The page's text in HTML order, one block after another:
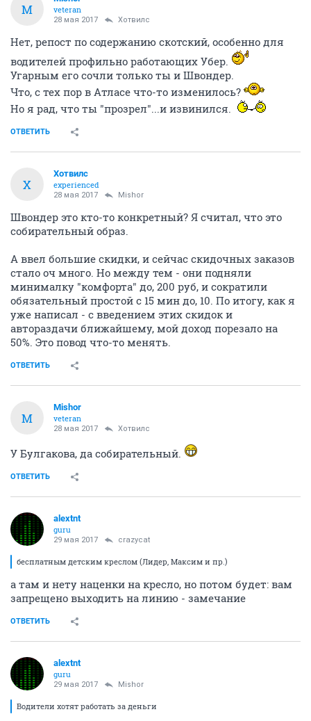
M
veteran
28 мая 2017 Хотвилс
Нет, репост по содержанию скотский, особенно для
водителей профильно работающих Убер.
Угарным его сочли только ты и Швондер.
Что, с тех пор в Атласе что-то изменилось?
Но я рад, что ты "прозрел"...и извинился.
ОТВЕТИТЬ
Х
Хотвилс
experienced
28 мая 2017 Mishor
Швондер это кто-то конкретный? Я считал, что это
собирательный образ.
А ввел большие скидки, и сейчас скидочных заказов
стало оч много. Но между тем - они подняли
минималку "комфорта" до, 200 руб, и сократили
обязательный простой с 15 мин до, 10. По итогу, как я
уже написал - с введением этих скидок и
автораздачи ближайшему, мой доход порезало на
50%. Это повод что-то менять.
ОТВЕТИТЬ
M
Mishor
veteran
28 мая 2017 Хотвилс
У Булгакова, да собирательный.
ОТВЕТИТЬ
alextnt
guru
29 мая 2017 crazycat
бесплатным детским креслом (Лидер, Максим и пр.)
а там и нету наценки на кресло, но потом будет: вам
запрещено выходить на линию - замечание
ОТВЕТИТЬ
alextnt
guru
29 мая 2017 Mishor
Водители хотят работать за деньги